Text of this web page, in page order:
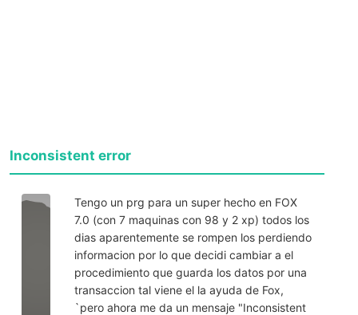
Inconsistent error
Tengo un prg para un super hecho en FOX
7.0 (con 7 maquinas con 98 y 2 xp) todos los
dias aparentemente se rompen los perdiendo
informacion por lo que decidi cambiar a el
procedimiento que guarda los datos por una
transaccion tal viene el la ayuda de Fox,
`pero ahora me da un mensaje "Inconsistent